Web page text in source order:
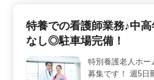
ルチェックや医療処置など、看護
に活かせる業務が豊富にあります
職員への指導も行うことで、経
ードできます。 ＜年齢に関
特養での看護師業務♪中
なし◎駐車場完備！
特別養護老人ホー
募集です！ 週5日